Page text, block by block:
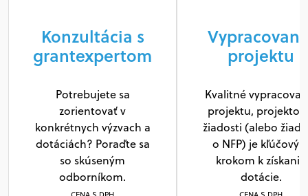
Konzultácia s
grantexpertom
Potrebujete sa
zorientovať v
konkrétnych výzvach a
dotáciách? Poraďte sa
so skúseným
odborníkom.
projektu
Kvalitné
projektu,
žiadosti (alebo
o NFP) je
krokom k získaniu
dotácie.